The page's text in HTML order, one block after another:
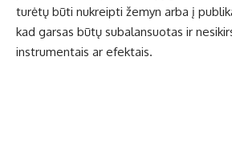
turėtų būti nukreipti žemyn arba į
kad garsas būtų subalansuotas ir
instrumentais ar efektais.